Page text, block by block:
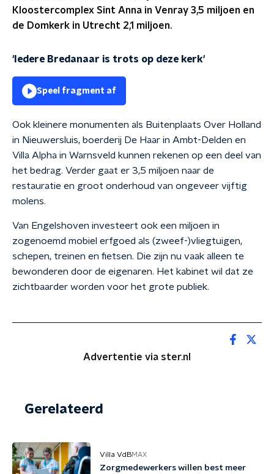
Kloostercomplex Sint Anna in Venray 3,5 miljoen en
de Domkerk in Utrecht 2,1 miljoen.
'Iedere Bredanaar is trots op deze kerk'
Speel fragment af
Ook kleinere monumenten als Buitenplaats Over Holland
in Nieuwersluis, boerderij De Haar in Ambt-Delden en
Villa Alpha in Warnsveld kunnen rekenen op een deel van
het bedrag. Verder gaat er 3,5 miljoen naar de
restauratie en groot onderhoud van ongeveer vijftig
molens.
Van Engelshoven investeert ook een miljoen in
zogenoemd mobiel erfgoed als (zweef-)vliegtuigen,
schepen, treinen en fietsen. Die zijn nu vaak alleen te
bewonderen door de eigenaren. Het kabinet wil dat ze
zichtbaarder worden voor het grote publiek.
Advertentie via ster.nl
Gerelateerd
Villa VdBMAX
Zorgmedewerkers willen best meer